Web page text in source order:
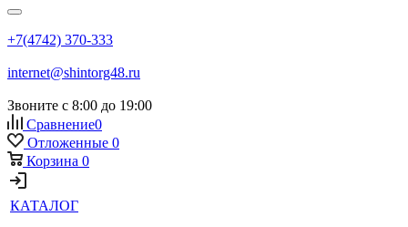
+7(4742) 370-333
internet@shintorg48.ru
Звоните с 8:00 до 19:00
Сравнение0
Отложенные 0
Корзина 0
КАТАЛОГ